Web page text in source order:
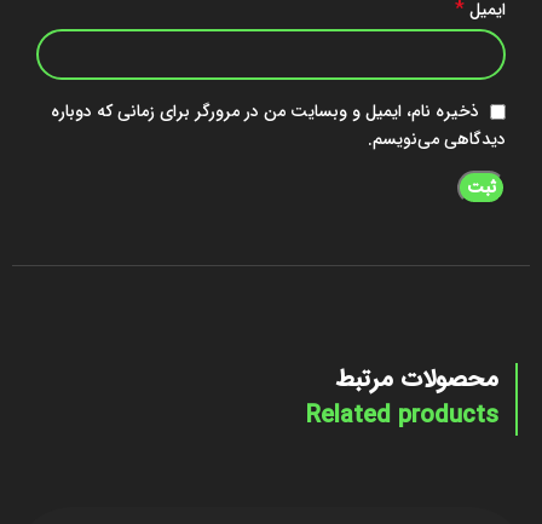
ایمیل*
ذخیره نام، ایمیل و وبسایت من در مرورگر برای زمانی که دوباره
دیدگاهی می‌نویسم.
محصولات مرتبط
Related products